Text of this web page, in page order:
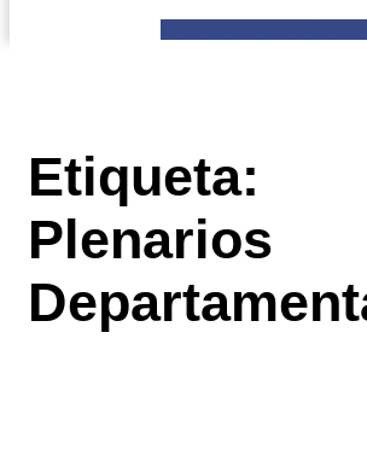
Etiqueta:
Plenarios